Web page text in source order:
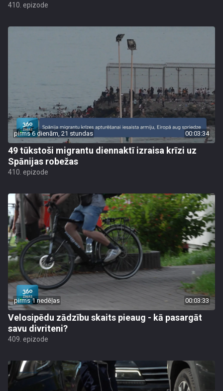
410. epizode
pirms 6 dienām, 21 stundas 00:03:34
49 tūkstoši migrantu diennaktī izraisa krīzi uz
Spānijas robežas
410. epizode
pirms 1 nedēļas 00:03:33
Velosipēdu zādzību skaits pieaug - kā pasargāt
savu divriteni?
409. epizode